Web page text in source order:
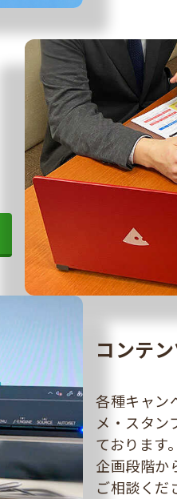
コンテ
各種キャン
メ・スタン
ております。
企画段階か
ご相談くだ